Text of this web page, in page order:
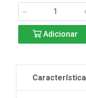
Adicionar